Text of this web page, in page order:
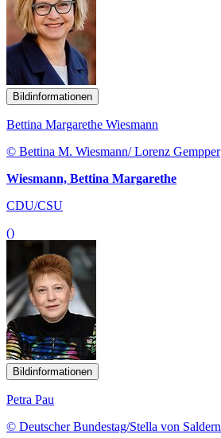
Bildinformationen
Bettina Margarethe Wiesmann
© Bettina M. Wiesmann/ Lorenz Gempper
Wiesmann, Bettina Margarethe
CDU/CSU
()
Bildinformationen
Petra Pau
© Deutscher Bundestag/Stella von Saldern